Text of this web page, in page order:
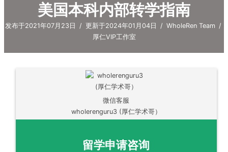
美国本科内部转学指南
发布于2021年07月23日 / 更新于2024年01月04日 / WholeRen Team /
厚仁VIP工作室
微信客服
wholerenguru3 (厚仁学术哥）
留学申请咨询